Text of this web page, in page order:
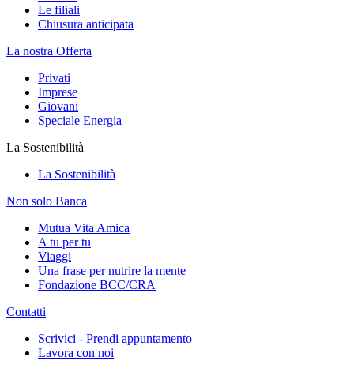
Le filiali
Chiusura anticipata
La nostra Offerta
Privati
Imprese
Giovani
Speciale Energia
La Sostenibilità
La Sostenibilità
Non solo Banca
Mutua Vita Amica
A tu per tu
Viaggi
Una frase per nutrire la mente
Fondazione BCC/CRA
Contatti
Scrivici - Prendi appuntamento
Lavora con noi